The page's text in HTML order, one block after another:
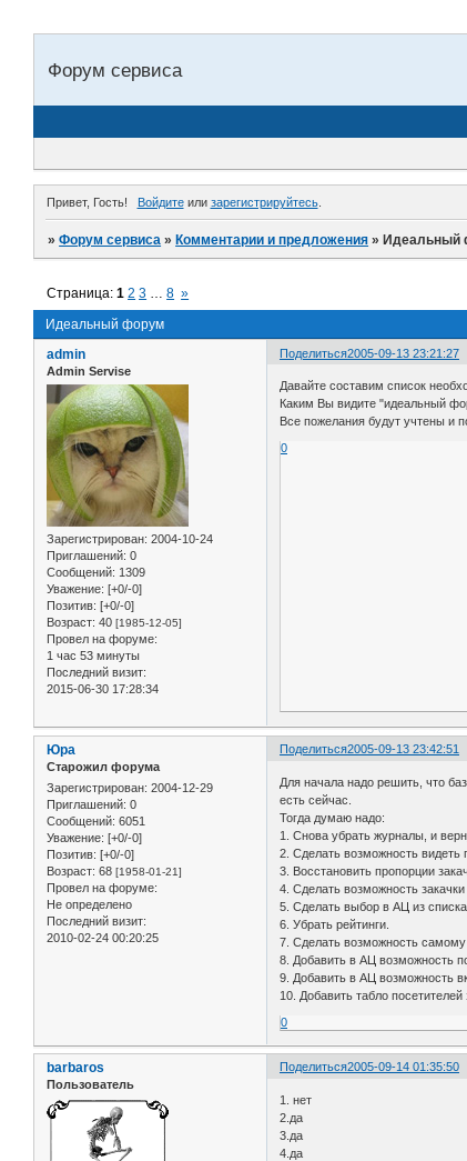
Форум сервиса
Привет, Гость! Войдитеили зарегистрируйтесь.
»Форум сервиса »Комментарии и предложения »Идеальный
Идеальный форум
Страница:1 2 3 … 8 »
Поделиться2005-09-13 23:21:27
admin
Admin Servise
Зарегистрирован: 2004-10-24
Приглашений: 0
Сообщений: 1309
Уважение: [+0/-0]
Позитив: [+0/-0]
Возраст: 40 [1985-12-05]
Провел на форуме:
1 час 53 минуты
Последний визит:
2015-06-30 17:28:34
Давайте составим список
Каким Вы видите "идеальный
Все пожелания будут учтены и
0
Поделиться2005-09-13 23:42:51
Юра
Старожил форума
Зарегистрирован: 2004-12-29
Приглашений: 0
Сообщений: 6051
Уважение: [+0/-0]
Позитив: [+0/-0]
Возраст: 68 [1958-01-21]
Провел на форуме:
Не определено
Последний визит:
2010-02-24 00:20:25
Для начала надо решить, что
есть сейчас.
Тогда думаю надо:
1. Снова убрать журналы, и
2. Сделать возможность видеть
3. Восстановить пропорции
4. Сделать возможность
5. Сделать выбор в АЦ из
6. Убрать рейтинги.
7. Сделать возможность самому
8. Добавить в АЦ возможность
9. Добавить в АЦ возможность
10. Добавить табло посетителей
0
Поделиться2005-09-14 01:35:50
barbaros
Пользователь
1. нет
2.да
3.да
4.да